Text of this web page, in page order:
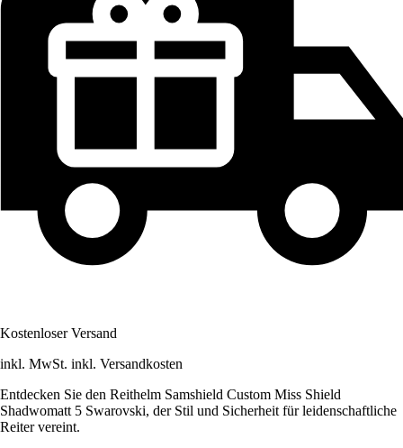
Kostenloser Versand
inkl. MwSt. inkl. Versandkosten
Entdecken Sie den Reithelm Samshield Custom Miss Shield
Shadwomatt 5 Swarovski, der Stil und Sicherheit für leidenschaftliche
Reiter vereint.